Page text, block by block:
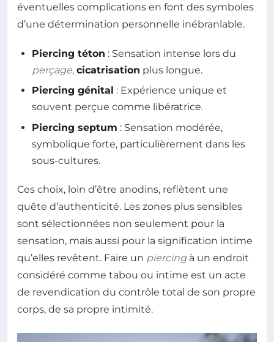
éventuelles complications en font des symboles
d’une détermination personnelle inébranlable.
Piercing téton : Sensation intense lors du
perçage, cicatrisation plus longue.
Piercing génital : Expérience unique et
souvent perçue comme libératrice.
Piercing septum : Sensation modérée,
symbolique forte, particulièrement dans les
sous-cultures.
Ces choix, loin d’être anodins, reflètent une
quête d’authenticité. Les zones plus sensibles
sont sélectionnées non seulement pour la
sensation, mais aussi pour la signification intime
qu’elles revêtent. Faire un piercingà un endroit
considéré comme tabou ou intime est un acte
de revendication du contrôle total de son propre
corps, de sa propre intimité.